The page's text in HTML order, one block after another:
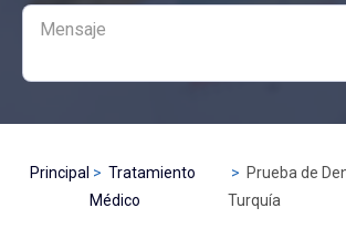
Principal
Tratamiento
Médico
Prueba de
Turquía